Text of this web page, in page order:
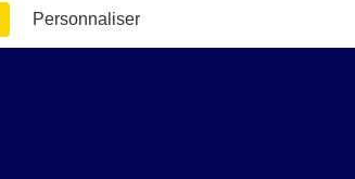
Personnaliser